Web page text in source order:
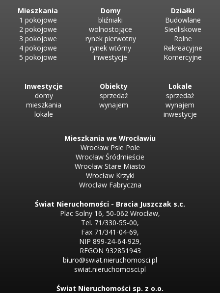
socjalne 10,18 mkw - 2 toalety 7,62 mkw Lokalizacja to I...
Mieszkania
1 pokojowe
2 pokojowe
3 pokojowe
4 pokojowe
5 pokojowe
Domy
bliźniaki
wolnostojące
rynek pierwotny
rynek wtórny
inwestycje
Działki
Budowlane
Siedliskowe
Rolne
Rekreacyjne
Komercyjne
Inwestycje
domy
mieszkania
lokale
Obiekty
sprzedaż
wynajem
Lokale
sprzedaż
wynajem
inwestycje
Mieszkania we Wrocławiu
Wrocław Psie Pole
Wrocław Śródmieście
Wrocław Stare Miasto
Wrocław Krzyki
Wrocław Fabryczna
Świat Nieruchomości - Bracia Juszczak s.c.
Plac Solny 16, 50-062 Wrocław,
Tel. 71/330-55-00,
Fax 71/341-04-69,
NIP 899-24-64-929,
REGON 932851943
biuro@swiat.nieruchomosci.pl
swiat.nieruchomosci.pl
Świat Nieruchomości sp. z o.o.